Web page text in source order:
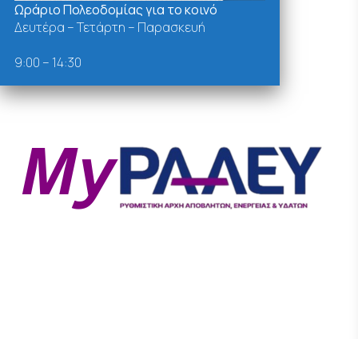
Ωράριο Πολεοδομίας για το κοινό
Δευτέρα – Τετάρτη – Παρασκευή
9:00 – 14:30